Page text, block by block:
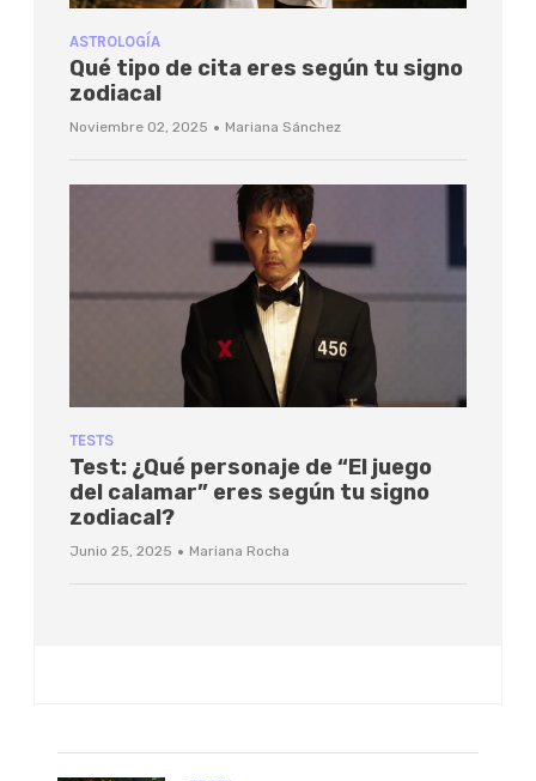
ASTROLOGÍA
Qué tipo de cita eres según tu signo
zodiacal
Noviembre 02, 2025 · Mariana Sánchez
TESTS
Test: ¿Qué personaje de “El juego
del calamar” eres según tu signo
zodiacal?
Junio 25, 2025 · Mariana Rocha